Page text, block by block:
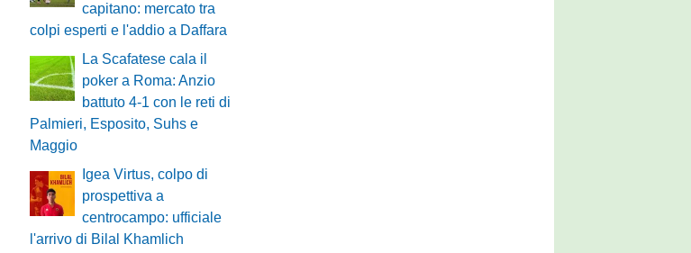
capitano: mercato tra
colpi esperti e l'addio a Daffara
La Scafatese cala il
poker a Roma: Anzio
battuto 4-1 con le reti di
Palmieri, Esposito, Suhs e
Maggio
Igea Virtus, colpo di
prospettiva a
centrocampo: ufficiale
l'arrivo di Bilal Khamlich